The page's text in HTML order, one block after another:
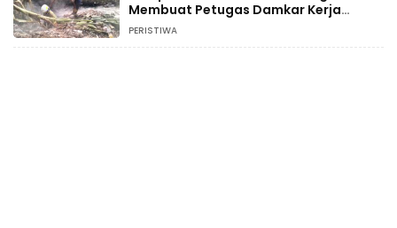
Membuat Petugas Damkar Kerja
Ekstra
PERISTIWA